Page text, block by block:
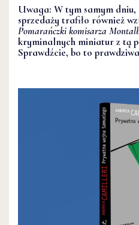
Uwaga: W tym samym dniu,
sprzedaży trafiło również
Pomarańczki komisarza
kryminalnych miniatur z tą
Sprawdźcie, bo to